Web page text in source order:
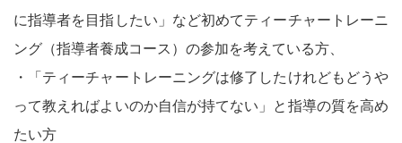
に指導者を目指したい」など初めてティーチャートレーニ
ング（指導者養成コース）の参加を考えている方、
・「ティーチャートレーニングは修了したけれどもどうや
って教えればよいのか自信が持てない」と指導の質を高め
たい方